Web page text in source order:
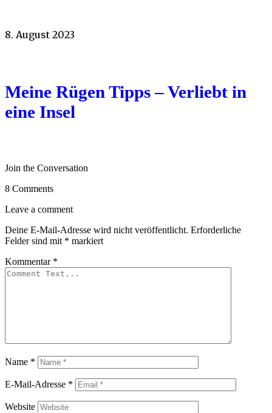
8. August 2023
Meine Rügen Tipps – Verliebt in
eine Insel
Join the Conversation
8 Comments
Leave a comment
Deine E-Mail-Adresse wird nicht veröffentlicht. Erforderliche
Felder sind mit * markiert
Kommentar *
Name *
E-Mail-Adresse *
Website